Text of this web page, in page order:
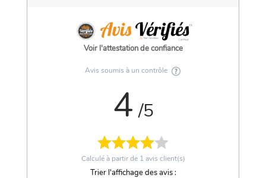
Voir l'attestation de confiance
Avis soumis à un contrôle
4 /5
Calculé à partir de 1 avis client(s)
Trier l'affichage des avis :